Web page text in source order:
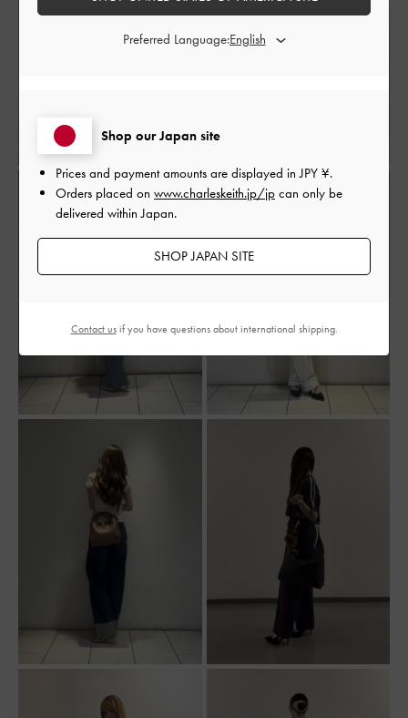
Shop our Japan site
Prices and payment amounts are displayed inJPY ¥.
Orders placed on www.charleskeith.jp/jp can only be
delivered within Japan.
SHOP JAPAN SITE
Preferred Language:
Contact usif you have questions about international shipping.